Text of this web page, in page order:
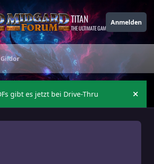
TITAN
THE ULTIMATE GAMING THEME
Anmelden
Gildor
gibt es jetzt bei Drive-Thru